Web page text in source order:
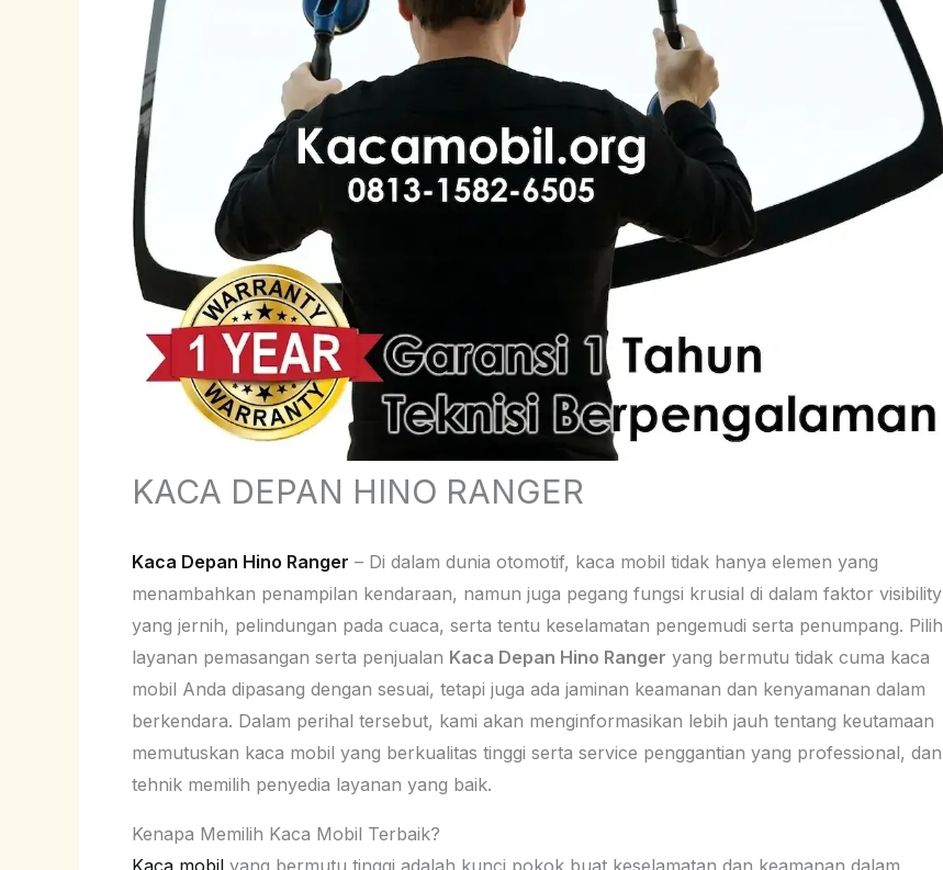
KACA DEPAN HINO RANGER
Kaca Depan Hino Ranger – Di dalam dunia otomotif, kaca mobil tidak hanya elemen yang
menambahkan penampilan kendaraan, namun juga pegang fungsi krusial di dalam faktor visibility
yang jernih, pelindungan pada cuaca, serta tentu keselamatan pengemudi serta penumpang. Pilih
layanan pemasangan serta penjualan Kaca Depan Hino Ranger yang bermutu tidak cuma kaca
mobil Anda dipasang dengan sesuai, tetapi juga ada jaminan keamanan dan kenyamanan dalam
berkendara. Dalam perihal tersebut, kami akan menginformasikan lebih jauh tentang keutamaan
memutuskan kaca mobil yang berkualitas tinggi serta service penggantian yang professional, dan
tehnik memilih penyedia layanan yang baik.
Kenapa Memilih Kaca Mobil Terbaik?
Kaca mobil yang bermutu tinggi adalah kunci pokok buat keselamatan dan keamanan dalam